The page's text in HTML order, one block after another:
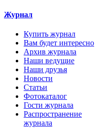
Журнал
Купить журнал
Вам будет интересно
Архив журнала
Наши ведущие
Наши друзья
Новости
Статьи
Фотокаталог
Гости журнала
Распространение
журнала